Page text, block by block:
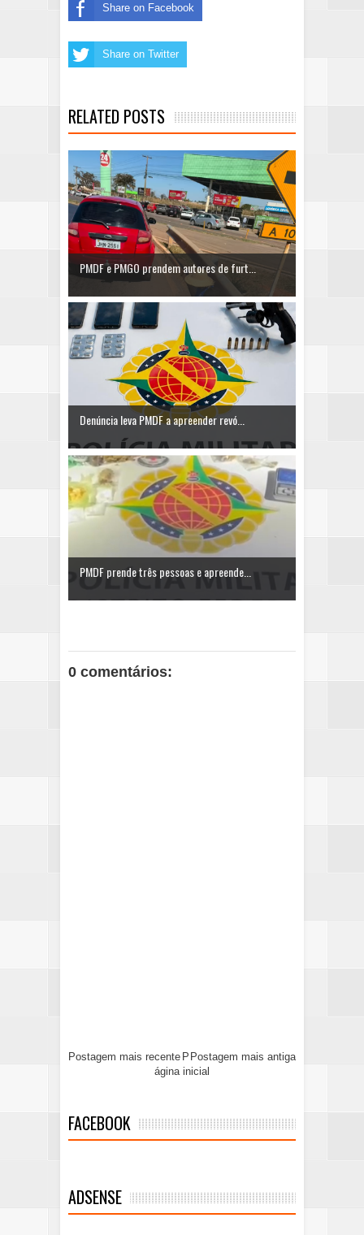
Share on Facebook
Share on Twitter
RELATED POSTS
PMDF e PMGO prendem autores de furt...
Denúncia leva PMDF a apreender revó...
PMDF prende três pessoas e apreende...
0 comentários:
Postagem mais recente Postagem mais antiga
P
ágina inicial
FACEBOOK
ADSENSE